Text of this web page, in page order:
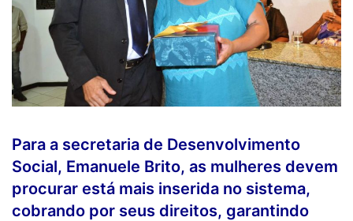
Para a secretaria de Desenvolvimento
Social, Emanuele Brito, as mulheres devem
procurar está mais inserida no sistema,
cobrando por seus direitos, garantindo